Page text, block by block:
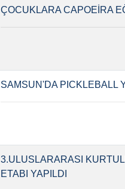
ÇOCUKLARA CAPOEİRA
SAMSUN'DA PICKLEBALL
3.ULUSLARARASI
ETABI YAPILDI